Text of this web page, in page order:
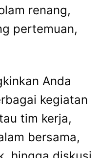
renang,
pertemuan,
Anda
kegiatan
tim kerja,
bersama,